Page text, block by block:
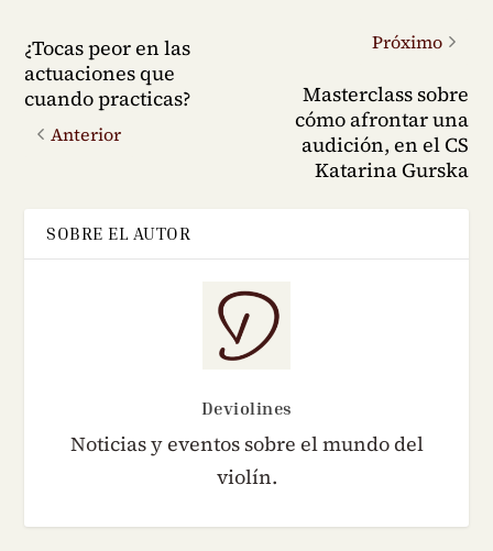
¿Tocas peor en las
actuaciones que
cuando practicas?
Anterior
Próximo
Masterclass sobre
cómo afrontar una
audición, en el CS
Katarina Gurska
SOBRE EL AUTOR
Deviolines
Noticias y eventos sobre el mundo del
violín.